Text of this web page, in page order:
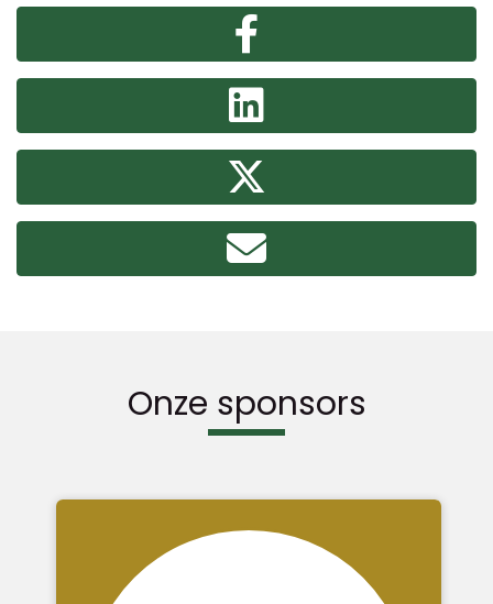
Onze sponsors